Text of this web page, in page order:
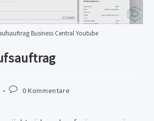
Business Central Youtube
Beitrags-
0 Kommentare